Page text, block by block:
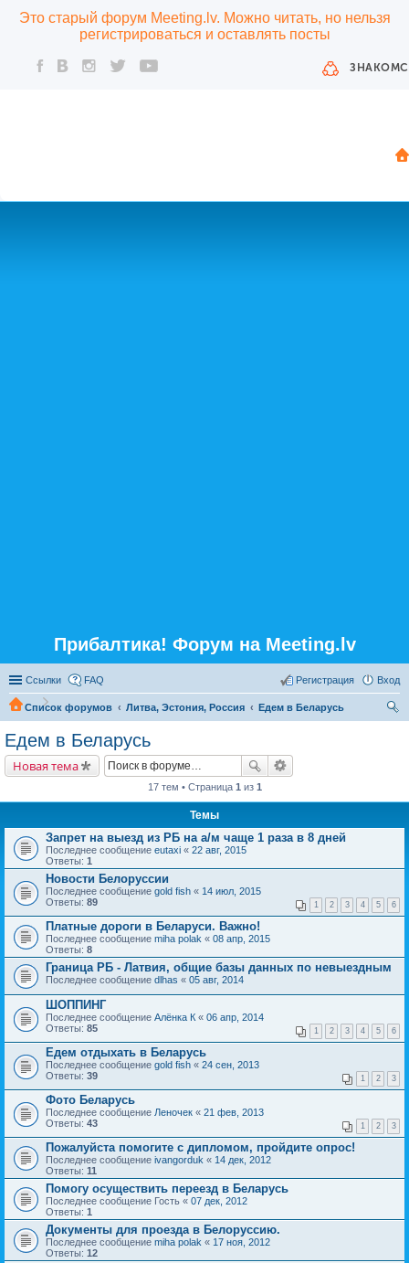
Это старый форум Meeting.lv. Можно читать, но нельзя
регистрироваться и оставлять посты
Прибалтика! Форум на Meeting.lv
Ссылки FAQ Вход
Регистрация
Список форумов Литва, Эстония, Россия
Едем в Беларусь
Едем в Беларусь
Новая тема
17 тем • Страница 1 из 1
Темы
Запрет на выезд из РБ на а/м чаще 1 раза в 8 дней
Последнее сообщение eutaxi « 22 авг, 2015
Ответы: 1
Новости Белоруссии
Последнее сообщение gold fish « 14 июл, 2015
Ответы: 89 1 2 3 4 5 6
Платные дороги в Беларуси. Важно!
Последнее сообщение miha polak « 08 апр, 2015
Ответы: 8
Граница РБ - Латвия, общие базы данных по невыездным
Последнее сообщение dlhas « 05 авг, 2014
ШОППИНГ
Последнее сообщение Алёнка К « 06 апр, 2014
Ответы: 85 1 2 3 4 5 6
Едем отдыхать в Беларусь
Последнее сообщение gold fish « 24 сен, 2013
Ответы: 39 1 2 3
Фото Беларусь
Последнее сообщение Леночек « 21 фев, 2013
Ответы: 43 1 2 3
Пожалуйста помогите с дипломом, пройдите опрос!
Последнее сообщение ivangorduk « 14 дек, 2012
Ответы: 11
Помогу осуществить переезд в Беларусь
Последнее сообщение Гость « 07 дек, 2012
Ответы: 1
Документы для проезда в Белоруссию.
Последнее сообщение miha polak « 17 ноя, 2012
Ответы: 12